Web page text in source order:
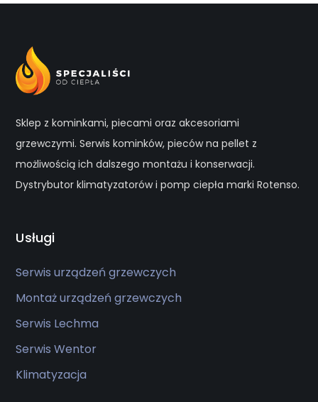
Sklep z kominkami, piecami oraz akcesoriami
grzewczymi. Serwis kominków, pieców na pellet z
możliwością ich dalszego montażu i konserwacji.
Dystrybutor klimatyzatorów i pomp ciepła marki Rotenso.
Usługi
Serwis urządzeń grzewczych
Montaż urządzeń grzewczych
Serwis Lechma
Serwis Wentor
Klimatyzacja